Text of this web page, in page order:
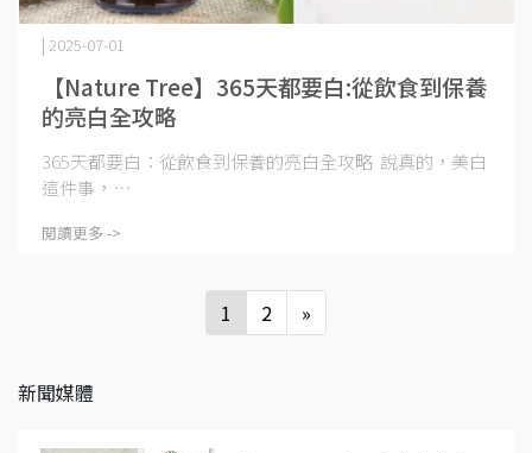
【Nature Tree】365天都要白:從飲食到保養
的亮白全攻略
| 2025-07-01
365天都要白：從飲食到保養的亮白全攻略 說真的，美白
這件事，⋯
閱讀更多 ->
1 2 »
新聞媒體